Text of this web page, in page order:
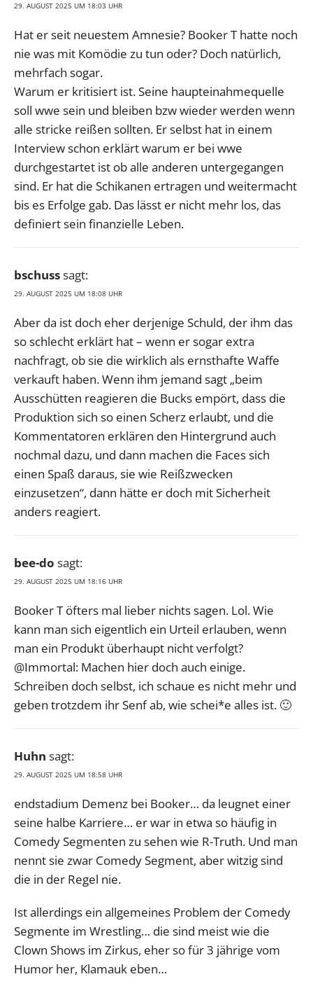
29. AUGUST 2025 UM 18:03 UHR
Hat er seit neuestem Amnesie? Booker T hatte noch
nie was mit Komödie zu tun oder? Doch natürlich,
mehrfach sogar.
Warum er kritisiert ist. Seine haupteinahmequelle
soll wwe sein und bleiben bzw wieder werden wenn
alle stricke reißen sollten. Er selbst hat in einem
Interview schon erklärt warum er bei wwe
durchgestartet ist ob alle anderen untergegangen
sind. Er hat die Schikanen ertragen und weitermacht
bis es Erfolge gab. Das lässt er nicht mehr los, das
definiert sein finanzielle Leben.
bschusssagt:
29. AUGUST 2025 UM 18:08 UHR
Aber da ist doch eher derjenige Schuld, der ihm das
so schlecht erklärt hat – wenn er sogar extra
nachfragt, ob sie die wirklich als ernsthafte Waffe
verkauft haben. Wenn ihm jemand sagt „beim
Ausschütten reagieren die Bucks empört, dass die
Produktion sich so einen Scherz erlaubt, und die
Kommentatoren erklären den Hintergrund auch
nochmal dazu, und dann machen die Faces sich
einen Spaß daraus, sie wie Reißzwecken
einzusetzen“, dann hätte er doch mit Sicherheit
anders reagiert.
bee-do sagt:
29. AUGUST 2025 UM 18:16 UHR
Booker T öfters mal lieber nichts sagen. Lol. Wie
kann man sich eigentlich ein Urteil erlauben, wenn
man ein Produkt überhaupt nicht verfolgt?
@Immortal: Machen hier doch auch einige.
Schreiben doch selbst, ich schaue es nicht mehr und
geben trotzdem ihr Senf ab, wie schei*e alles ist. 🙂
Huhn sagt:
29. AUGUST 2025 UM 18:58 UHR
endstadium Demenz bei Booker… da leugnet einer
seine halbe Karriere… er war in etwa so häufig in
Comedy Segmenten zu sehen wie R-Truth. Und man
nennt sie zwar Comedy Segment, aber witzig sind
die in der Regel nie.
Ist allerdings ein allgemeines Problem der Comedy
Segmente im Wrestling… die sind meist wie die
Clown Shows im Zirkus, eher so für 3 jährige vom
Humor her, Klamauk eben…